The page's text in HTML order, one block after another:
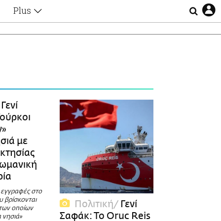
Plus
Οι Αθηναίοι
Απώλειες
Επιλογές
με
στο
βρίσκονται
οποίων
Πολιτική
Γενί
Σαφάκ: Το Oruc Reis